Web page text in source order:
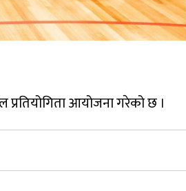
प्रतियोगिता आयोजना गरेको छ ।